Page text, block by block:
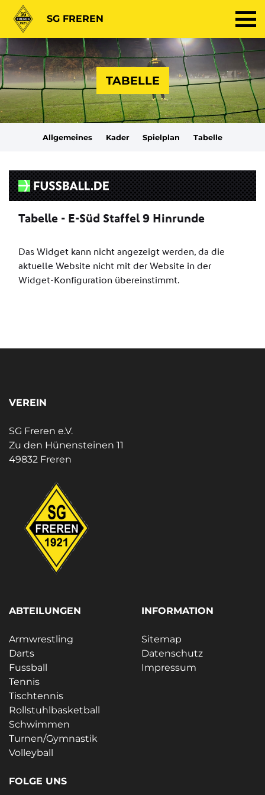
SG FREREN
TABELLE
Allgemeines Kader Spielplan Tabelle
VEREIN
SG Freren e.V.
Zu den Hünensteinen 11
49832 Freren
ABTEILUNGEN
Armwrestling
Darts
Fussball
Tennis
Tischtennis
Rollstuhlbasketball
Schwimmen
Turnen/Gymnastik
Volleyball
INFORMATION
Sitemap
Datenschutz
Impressum
FOLGE UNS